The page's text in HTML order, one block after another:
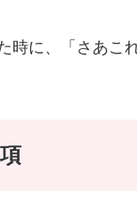
に、「さあこ